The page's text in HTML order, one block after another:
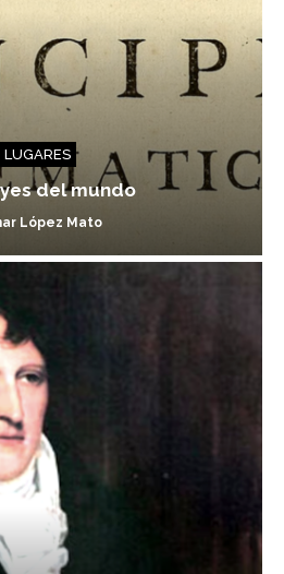
LUGARES
del mundo
López Mato